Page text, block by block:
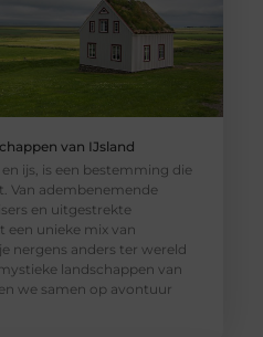
van IJsland
ijs, is een bestemming die
Van adembenemende
en uitgestrekte
een unieke mix van
nergens anders ter wereld
landschappen van
we samen op avontuur